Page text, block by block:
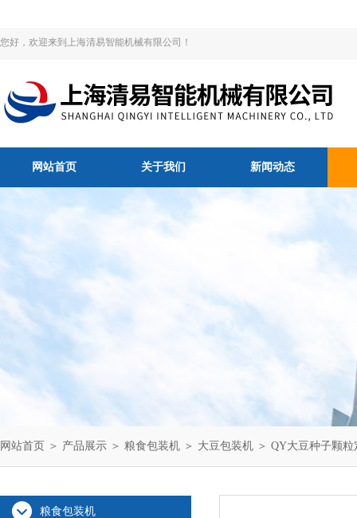
您好，欢迎来到上海清易智能机械有限公司！
网站首页 关于我们 新闻动态
网站首页 ＞ 产品展示 ＞ 粮食包装机 ＞ 大豆包装机 ＞ QY大豆种子颗
粮食包装机